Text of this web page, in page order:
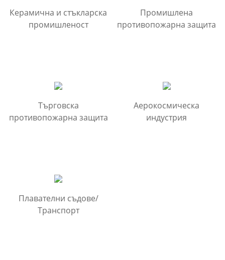
Керамична и стъкларска
промишленост
Промишлена
противопожарна защита
Търговска
противопожарна защита
Аерокосмическа
индустрия
Плавателни съдове/
Транспорт